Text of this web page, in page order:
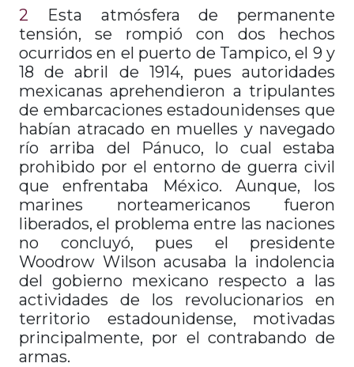
2 Esta atmósfera de permanente
tensión, se rompió con dos hechos
ocurridos en el puerto de Tampico, el 9 y
18 de abril de 1914, pues autoridades
mexicanas aprehendieron a tripulantes
de embarcaciones estadounidenses que
habían atracado en muelles y navegado
río arriba del Pánuco, lo cual estaba
prohibido por el entorno de guerra civil
que enfrentaba México. Aunque, los
marines norteamericanos fueron
liberados, el problema entre las naciones
no concluyó, pues el presidente
Woodrow Wilson acusaba la indolencia
del gobierno mexicano respecto a las
actividades de los revolucionarios en
territorio estadounidense, motivadas
principalmente, por el contrabando de
armas.